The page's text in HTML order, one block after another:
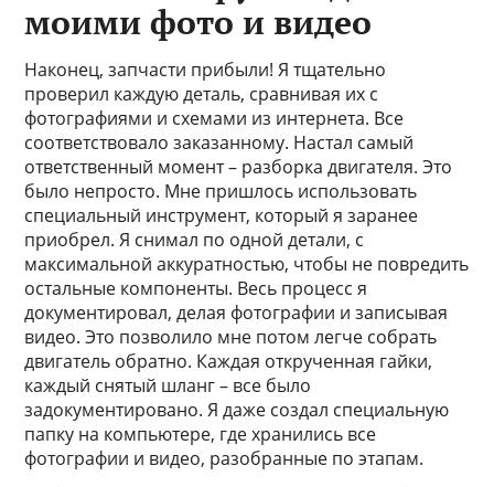
моими фото и видео
Наконец, запчасти прибыли! Я тщательно
проверил каждую деталь, сравнивая их с
фотографиями и схемами из интернета. Все
соответствовало заказанному. Настал самый
ответственный момент – разборка двигателя. Это
было непросто. Мне пришлось использовать
специальный инструмент, который я заранее
приобрел. Я снимал по одной детали, с
максимальной аккуратностью, чтобы не повредить
остальные компоненты. Весь процесс я
документировал, делая фотографии и записывая
видео. Это позволило мне потом легче собрать
двигатель обратно. Каждая открученная гайки,
каждый снятый шланг – все было
задокументировано. Я даже создал специальную
папку на компьютере, где хранились все
фотографии и видео, разобранные по этапам.